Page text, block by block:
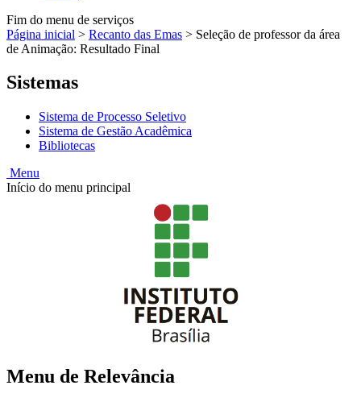
Fim do menu de serviços
Página inicial > Recanto das Emas > Seleção de professor da área
de Animação: Resultado Final
Sistemas
Sistema de Processo Seletivo
Sistema de Gestão Acadêmica
Bibliotecas
Menu
Início do menu principal
Menu de Relevância